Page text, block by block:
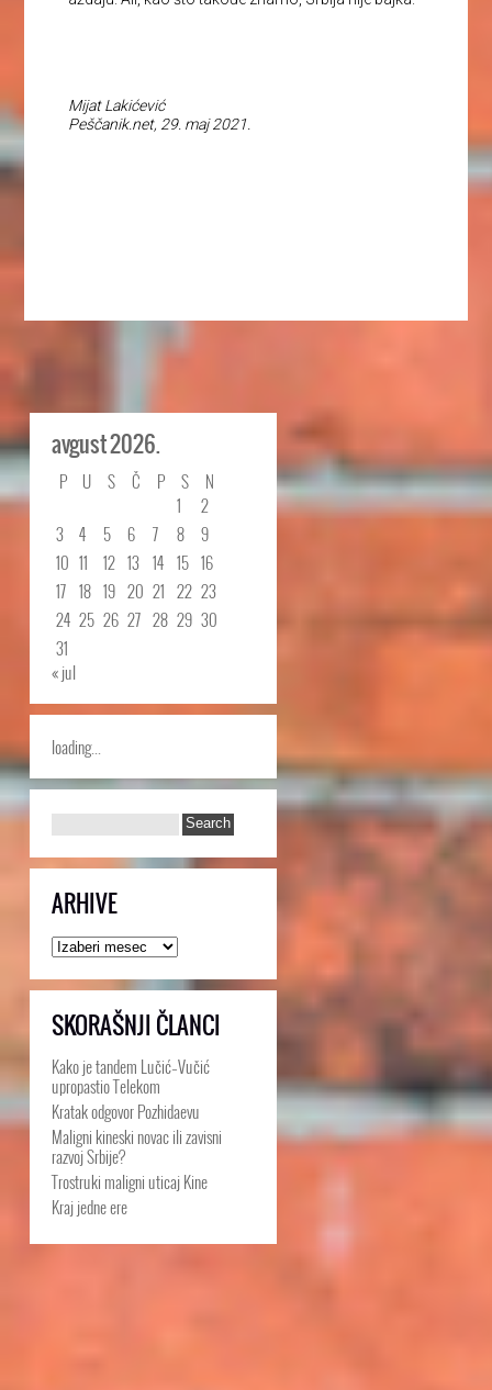
Mijat Lakićević
Peščanik.net, 29. maj 2021.
avgust 2026.
P U S Č P S
N
1
2
3
4 5 6 7 8
9
10 11 12 13 14 15 16
17 18 19 20 21 22 23
24 25 26 27 28 29 30
31
« jul
loading...
ARHIVE
Arhive
SKORAŠNJI ČLANCI
Kako je tandem Lučić–Vučić
upropastio Telekom
Kratak odgovor Pozhidaevu
Maligni kineski novac ili zavisni
razvoj Srbije?
Trostruki maligni uticaj Kine
Kraj jedne ere